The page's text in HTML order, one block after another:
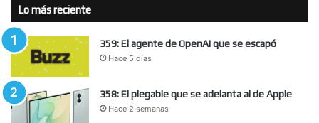
Lo más reciente
359: El agente de OpenAI que se escapó
Hace 5 días
358: El plegable que se adelanta al de Apple
Hace 2 semanas